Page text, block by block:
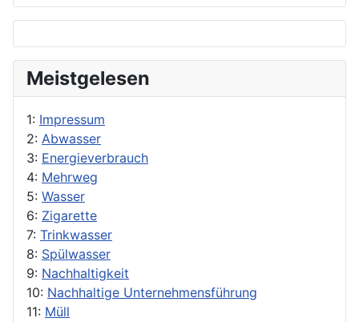
Meistgelesen
1: Impressum
2: Abwasser
3: Energieverbrauch
4: Mehrweg
5: Wasser
6: Zigarette
7: Trinkwasser
8: Spülwasser
9: Nachhaltigkeit
10: Nachhaltige Unternehmensführung
11: Müll